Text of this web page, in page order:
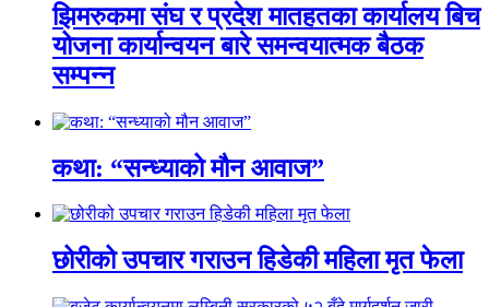
झिमरुकमा संघ र प्रदेश मातहतका कार्यालय बिच
योजना कार्यान्वयन बारे समन्वयात्मक बैठक
सम्पन्न
कथा: “सन्ध्याको मौन आवाज”
छोरीको उपचार गराउन हिडेकी महिला मृत फेला